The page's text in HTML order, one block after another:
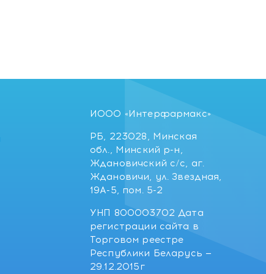
ИООО «Интерфармакс»
РБ, 223028, Минская
обл., Минский р-н,
Ждановичский с/с, аг.
Ждановичи, ул. Звездная,
19А-5, пом. 5-2
УНП 800003702 Дата
регистрации сайта в
Торговом реестре
Республики Беларусь —
29.12.2015г